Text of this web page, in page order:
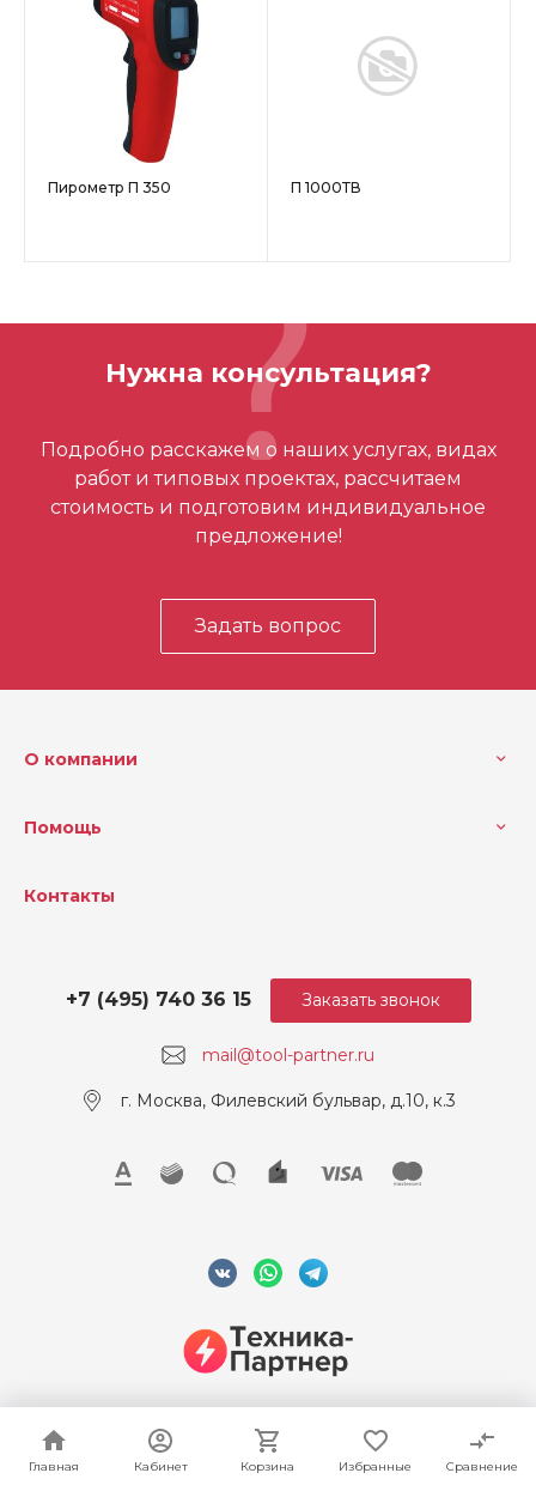
Главная Кабинет Корзина Избранные Сравнение
Главная Кабинет Корзина Избранные Сравнение
Пирометр П 350 П 1000ТВ
Нужна консультация?
Подробно расскажем о наших услугах, видах
работ и типовых проектах, рассчитаем
стоимость и подготовим индивидуальное
предложение!
Задать вопрос
О компании
Помощь
Контакты
mail@tool-partner.ru
+7 (495) 740 36 15
г. Москва, Филевский бульвар, д.10, к.3
Заказать звонок
© 2026 ООО "Техника-Партнер", ИНН 7715962922, Все права
защищены